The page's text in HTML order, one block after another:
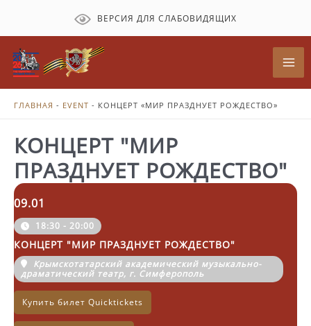
содержимому
ВЕРСИЯ ДЛЯ СЛАБОВИДЯЩИХ
ГЛАВНАЯ - EVENT - КОНЦЕРТ «МИР ПРАЗДНУЕТ РОЖДЕСТВО»
КОНЦЕРТ "МИР
ПРАЗДНУЕТ РОЖДЕСТВО"
09.01
18:30 - 20:00
КОНЦЕРТ "МИР ПРАЗДНУЕТ РОЖДЕСТВО"
Крымскотатарский академический музыкально-
драматический театр, г. Симферополь
Купить билет Quicktickets